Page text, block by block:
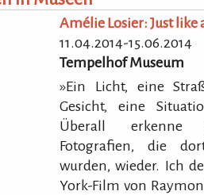
Amélie Losier: Just like
11.04.2014-15.06.2014
Tempelhof Museum
»Ein Licht, eine
Gesicht, eine
Überall erkenne
Fotografien, die
wurden, wieder. Ich
York-Film von